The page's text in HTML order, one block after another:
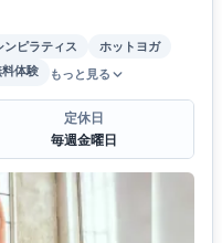
ンピラティス
ホットヨガ
体験 もっと見る
定休日
毎週金曜日